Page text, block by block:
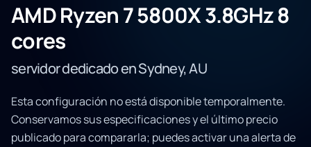
AMD Ryzen 7 5800X 3.8GHz 8
cores
servidor dedicado en Sydney, AU
Esta configuración no está disponible temporalmente.
Conservamos sus especificaciones y el último precio
publicado para compararla; puedes activar una alerta de